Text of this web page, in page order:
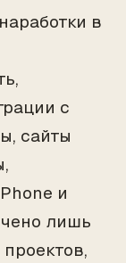
в
с
сайты
и
лишь